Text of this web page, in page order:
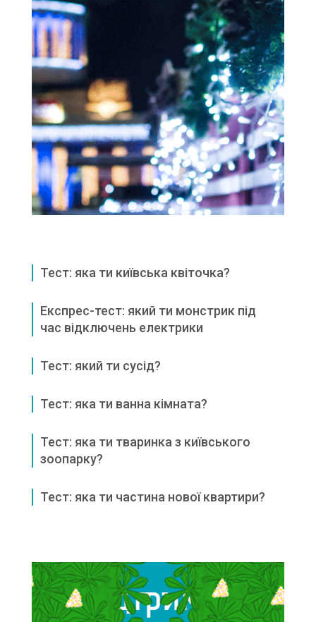
Тест: яка ти київська квіточка?
Експрес-тест: який ти монстрик під
час відключень електрики
Тест: який ти сусід?
Тест: яка ти ванна кімната?
Тест: яка ти тваринка з київського
зоопарку?
Тест: яка ти частина нової квартири?